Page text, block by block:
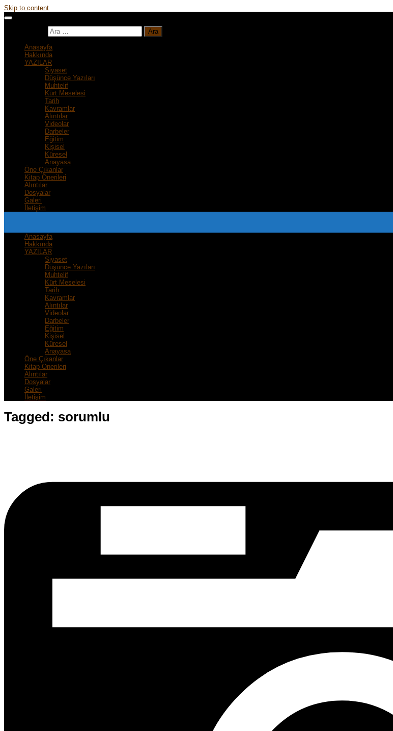
Skip to content
Anasayfa
Hakkında
YAZILAR
Siyaset
Düşünce Yazıları
Muhtelif
Kürt Meselesi
Tarih
Kavramlar
Alıntılar
Videolar
Darbeler
Eğitim
Kişisel
Küresel
Anayasa
Öne Çıkanlar
Kitap Önerileri
Alıntılar
Dosyalar
Galeri
İletişim
Anasayfa
Hakkında
YAZILAR
Siyaset
Düşünce Yazıları
Muhtelif
Kürt Meselesi
Tarih
Kavramlar
Alıntılar
Videolar
Darbeler
Eğitim
Kişisel
Küresel
Anayasa
Öne Çıkanlar
Kitap Önerileri
Alıntılar
Dosyalar
Galeri
İletişim
Tagged: sorumlu